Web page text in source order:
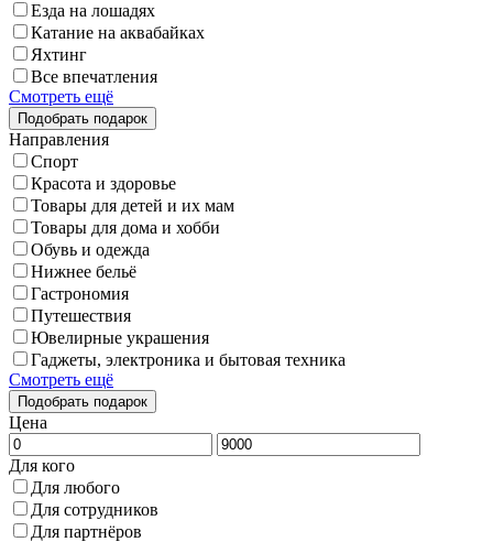
Езда на лошадях
Катание на аквабайках
Яхтинг
Все впечатления
Смотреть ещё
Направления
Спорт
Красота и здоровье
Товары для детей и их мам
Товары для дома и хобби
Обувь и одежда
Нижнее бельё
Гастрономия
Путешествия
Ювелирные украшения
Гаджеты, электроника и бытовая техника
Смотреть ещё
Цена
Для кого
Для любого
Для сотрудников
Для партнёров